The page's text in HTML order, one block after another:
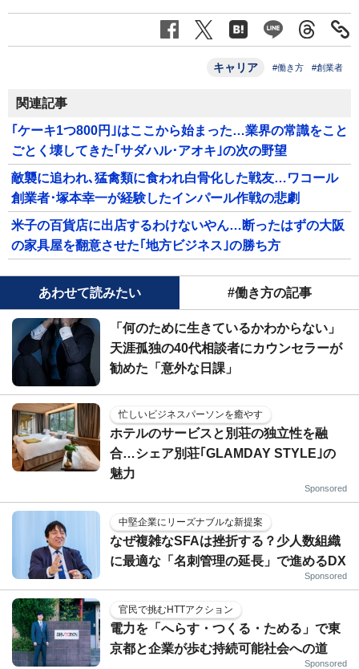
キャリア #働き方 #創業者
関連記事
｢ケーキ1つ800円｣はここから始まった…業界の常識をこと
ごとく壊してきた｢サダハル･アオキ｣の次の野望
敵襲に追われ､猛禽類に食われ白骨化した戦友…ワコール
創業者･塚本幸一が経験したインパール作戦の悲劇
米子の百貨店に出店するわけないやん…断ったはずの大阪
の家具屋を翻意させた｢地方ビジネス｣の勝ち方
あわせて読みたい #働き方の記事
「何のために生きているかわからない」
天涯孤独の40代相談者にカウンセラーが
勧めた「意外な日課」
忙しいビジネスパーソンを癒やす
ホテルのサービスと別荘の独立性を融
合…シェア別荘｢GLAMDAY STYLE｣の
魅力
Sponsored
中堅企業にリーズナブルな新提案
なぜ複雑なSFAは挫折する？少人数組織
に最適な「名刺管理の延長」で進めるDX
Sponsored
官民で挑むHTTアクション
電力を「へらす・つくる・ためる」で東
京都と企業が歩む持続可能社会への道
Sponsored